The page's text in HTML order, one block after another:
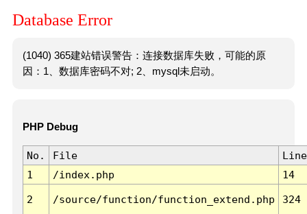
Database Error
(1040) 365建站错误警告：连接数据库失败，可能的原
因：1、数据库密码不对; 2、mysql未启动。
PHP Debug
No. File
Line
1
/index.php 14
2 /source/function/function_extend.php 324